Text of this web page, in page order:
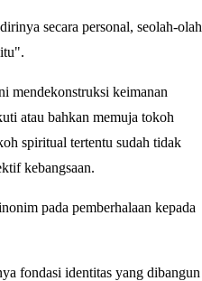
secara personal, seolah-olah
mendekonstruksi keimanan
atau bahkan memuja tokoh
spiritual tertentu sudah tidak
kebangsaan.
pada pemberhalaan kepada
fondasi identitas yang dibangun